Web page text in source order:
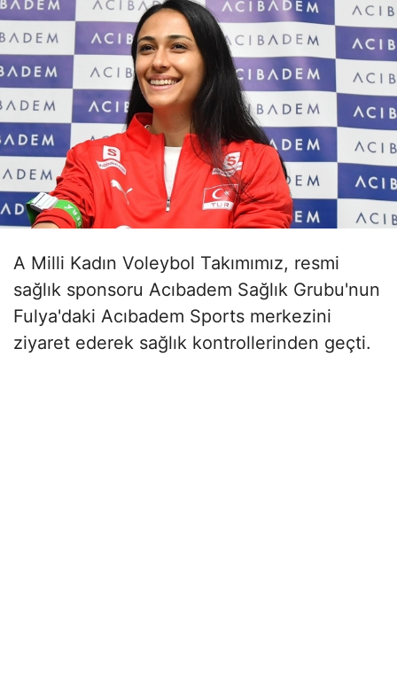
A Milli Kadın Voleybol Takımımız, resmi
sağlık sponsoru Acıbadem Sağlık Grubu'nun
Fulya'daki Acıbadem Sports merkezini
ziyaret ederek sağlık kontrollerinden geçti.